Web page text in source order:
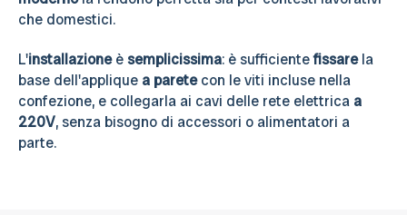
che domestici.
L'installazioneèsemplicissima: è sufficientefissarela
base dell'applique a paretecon le viti incluse nella
confezione, e collegarla ai cavi delle rete elettrica a
220V, senza bisogno di accessori o alimentatori a
parte.